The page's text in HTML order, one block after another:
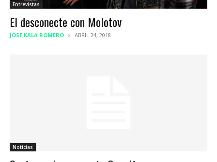
Entrevistas
El desconecte con Molotov
JOSE KALA ROMERO ABRIL 24, 2018
Noticias